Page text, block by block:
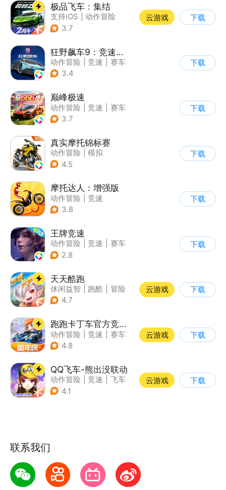
极品飞车：集结
支持iOS
动作冒险
| 竞速
3.7
云游戏 下载
狂野飙车9：竞速传奇
动作冒险 竞速
赛车
| 狂野飙车
3.4
下载
巅峰极速
动作冒险 竞速
赛车
| 漂移
3.7
下载
真实摩托锦标赛
动作冒险
模拟
| 摩托车
4.5
下载
摩托达人：增强版
动作冒险
竞速
| 摩托车
3.8
下载
王牌竞速
动作冒险 竞速
赛车
| 漂移
2.8
下载
天天酷跑
休闲益智 跑酷
冒险
| 萌系
4.7
云游戏 下载
跑跑卡丁车官方竞速版
动作冒险 竞速
赛车
| 跑跑卡丁车
4.8
云游戏 下载
QQ飞车-熊出没联动
动作冒险 竞速
飞车
| 漂移
4.1
云游戏 下载
联系我们